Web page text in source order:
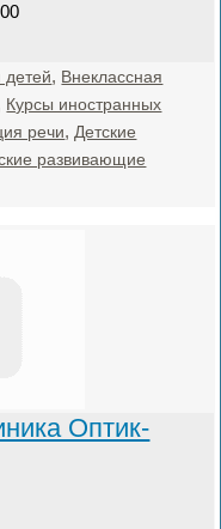
, Внеклассная
Курсы иностранных
речи, Детские
развивающие
Оптик-